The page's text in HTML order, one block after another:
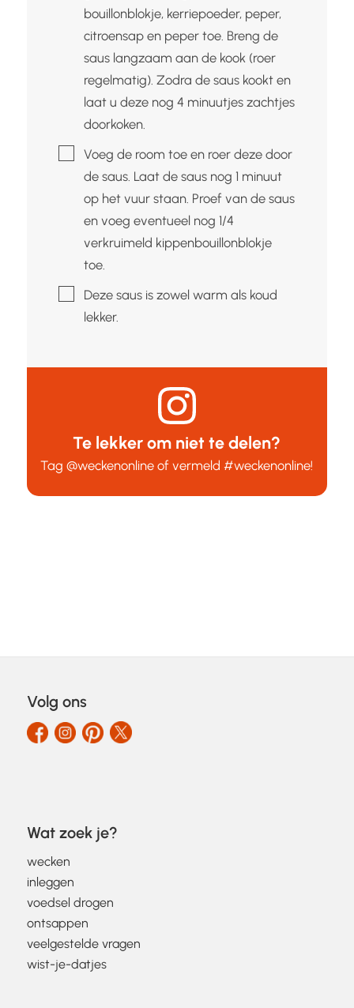
bouillonblokje, kerriepoeder, peper,
citroensap en peper toe. Breng de
saus langzaam aan de kook (roer
regelmatig). Zodra de saus kookt en
laat u deze nog 4 minuutjes zachtjes
doorkoken.
▢Voeg de room toe en roer deze door
de saus. Laat de saus nog 1 minuut
op het vuur staan. Proef van de saus
en voeg eventueel nog 1/4
verkruimeld kippenbouillonblokje
toe.
▢Deze saus is zowel warm als koud
lekker.
Te lekker om niet te delen?
Tag@weckenonline of vermeld#weckenonline!
Volg ons
Wat zoek je?
wecken
inleggen
voedsel drogen
ontsappen
veelgestelde vragen
wist-je-datjes